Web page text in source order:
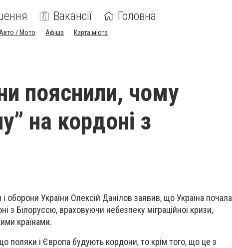
Вакансії Головна
Авто / Мото Афіша Карта міста
пояснили, чому
на кордоні з
оборони України Олексій Данілов заявив, що Україна почала
з Білоруссю, враховуючи небезпеку міграційної кризи,
країнами.
поляки і Європа будують кордони, то крім того, що це з